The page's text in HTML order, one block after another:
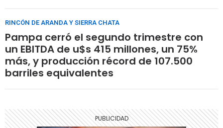
RINCÓN DE ARANDA Y SIERRA CHATA
Pampa cerró el segundo trimestre con
un EBITDA de u$s 415 millones, un 75%
más, y producción récord de 107.500
barriles equivalentes